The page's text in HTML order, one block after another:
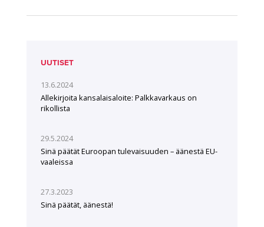
UUTISET
13.6.2024
Allekirjoita kansalaisaloite: Palkkavarkaus on
rikollista
29.5.2024
Sinä päätät Euroopan tulevaisuuden – äänestä EU-
vaaleissa
27.3.2023
Sinä päätät, äänestä!